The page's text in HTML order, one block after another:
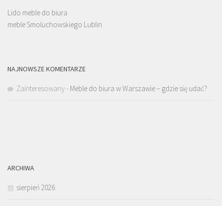
Lido meble do biura
meble Smoluchowskiego Lublin
NAJNOWSZE KOMENTARZE
Zainteresowany - Meble do biura w Warszawie – gdzie się udać?
ARCHIWA
sierpień 2026